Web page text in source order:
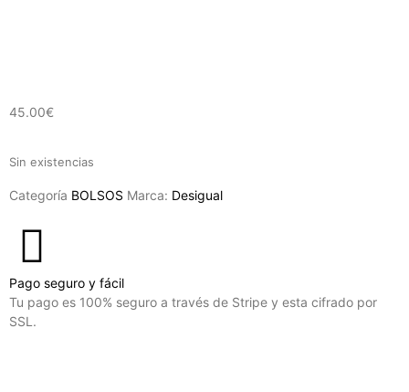
45.00€
Sin existencias
Categoría BOLSOS Marca: Desigual
Pago seguro y fácil
Tu pago es 100% seguro a través de Stripe y esta cifrado por
SSL.